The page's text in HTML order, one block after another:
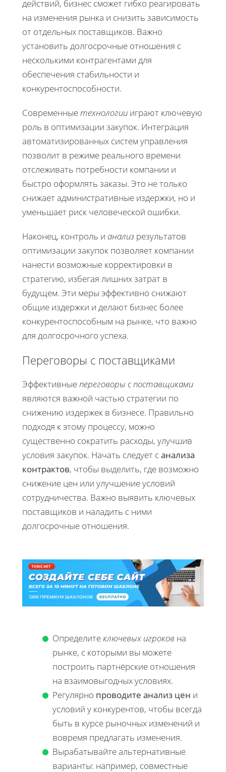
действий, бизнес сможет гибко реагировать
на изменения рынка и снизить зависимость
от отдельных поставщиков. Важно
установить долгосрочные отношения с
несколькими контрагентами для
обеспечения стабильности и
конкурентоспособности.
Современныетехнологии играют ключевую
роль в оптимизации закупок. Интеграция
автоматизированных систем управления
позволит в режиме реального времени
отслеживать потребности компании и
быстро оформлять заказы. Это не только
снижает административные издержки, но и
уменьшает риск человеческой ошибки.
Наконец, контроль и анализ результатов
оптимизации закупок позволяет компании
нанести возможные корректировки в
стратегию, избегая лишних затрат в
будущем. Эти меры эффективно снижают
общие издержки и делают бизнес более
конкурентоспособным на рынке, что важно
для долгосрочного успеха.
Переговоры с поставщиками
Эффективныепереговоры с поставщиками
являются важной частью стратегии по
снижению издержек в бизнесе. Правильно
подходя к этому процессу, можно
существенно сократить расходы, улучшив
условия закупок. Начать следует санализа
контрактов, чтобы выделить, где возможно
снижение цен или улучшение условий
сотрудничества. Важно выявить ключевых
поставщиков и наладить с ними
долгосрочные отношения.
Определитеключевых игроков на
рынке, с которыми вы можете
построить партнёрские отношения
на взаимовыгодных условиях.
Регулярно проводите анализ цен и
условий у конкурентов, чтобы всегда
быть в курсе рыночных изменений и
вовремя предлагать изменения.
Вырабатывайте альтернативные
варианты: например, совместные